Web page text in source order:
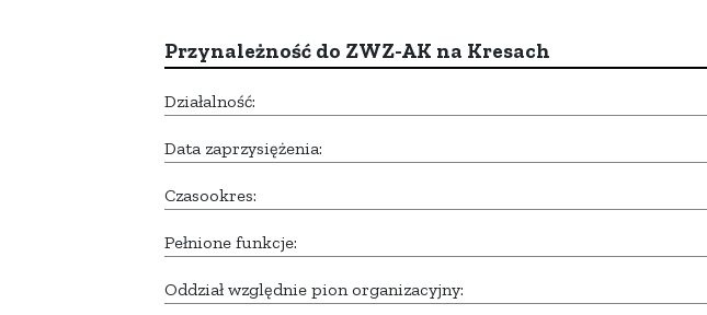
Przynależność do ZWZ-AK na Kresach
Działalność:
Data zaprzysiężenia:
Czasookres:
Pełnione funkcje:
Oddział względnie pion organizacyjny: